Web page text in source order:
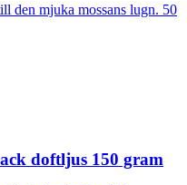
den mjuka mossans lugn. 50
doftljus 150 gram